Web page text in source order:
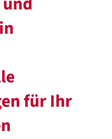
für Ihr